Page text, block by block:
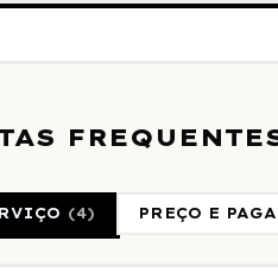
(4) PREÇO E